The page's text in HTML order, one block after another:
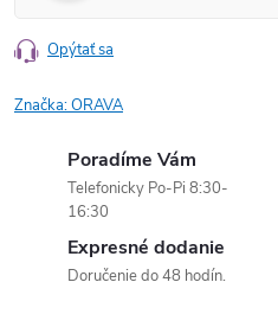
Opýtať sa
Značka:ORAVA
Poradíme Vám
Telefonicky Po-Pi 8:30-
16:30
Expresné dodanie
Doručenie do 48 hodín.